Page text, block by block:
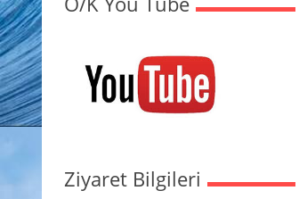
Ziyaret Bilgileri